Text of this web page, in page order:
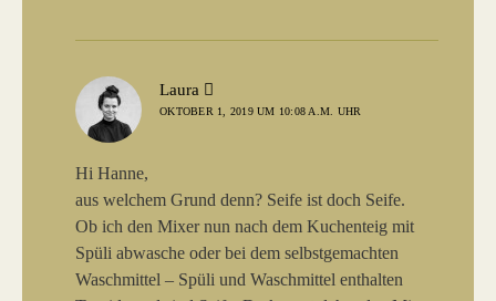
Laura
OKTOBER 1, 2019 UM 10:08 A.M. UHR
Hi Hanne,
aus welchem Grund denn? Seife ist doch Seife.
Ob ich den Mixer nun nach dem Kuchenteig mit
Spüli abwasche oder bei dem selbstgemachten
Waschmittel – Spüli und Waschmittel enthalten